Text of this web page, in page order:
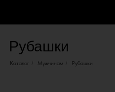
Рубашки
Каталог Мужчинам Рубашки